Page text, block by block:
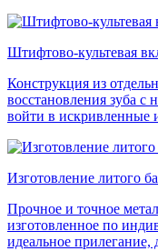
Штифтово-культевая
Конструкция из
восстановления зуба с
войти в искривленные
Изготовление литого
Прочное и точное
изготовленное по
идеальное прилегание,